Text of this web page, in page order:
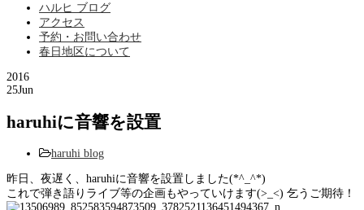
ハルヒ ブログ
アクセス
予約・お問い合わせ
春日地区について
2016
25Jun
haruhiに音響を設置
haruhi blog
昨日、夜遅く、haruhiに音響を設置しました(*^_^*)
これで弾き語りライブ等の企画もやっていけます(>_<) 乞うご期待！